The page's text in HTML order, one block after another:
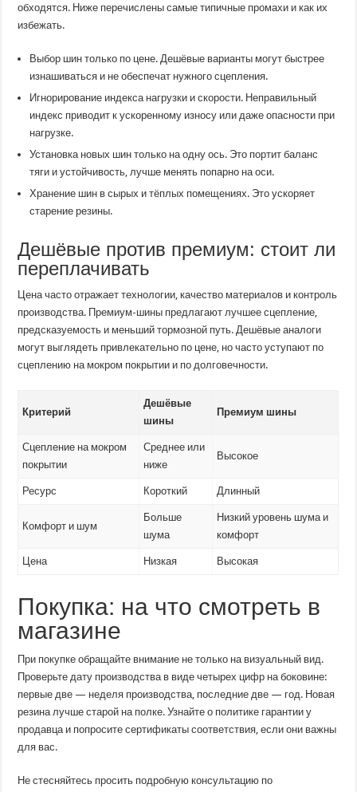
обходятся. Ниже перечислены самые типичные промахи и как их
избежать.
Выбор шин только по цене. Дешёвые варианты могут быстрее
изнашиваться и не обеспечат нужного сцепления.
Игнорирование индекса нагрузки и скорости. Неправильный
индекс приводит к ускоренному износу или даже опасности при
нагрузке.
Установка новых шин только на одну ось. Это портит баланс
тяги и устойчивость, лучше менять попарно на оси.
Хранение шин в сырых и тёплых помещениях. Это ускоряет
старение резины.
Дешёвые против премиум: стоит ли
переплачивать
Цена часто отражает технологии, качество материалов и контроль
производства. Премиум-шины предлагают лучшее сцепление,
предсказуемость и меньший тормозной путь. Дешёвые аналоги
могут выглядеть привлекательно по цене, но часто уступают по
сцеплению на мокром покрытии и по долговечности.
Критерий
Дешёвые
шины
Премиум шины
Сцепление на мокром
покрытии
Среднее или
ниже
Высокое
Ресурс Короткий Длинный
Комфорт и шум
Больше
шума
Низкий уровень шума и
комфорт
Цена Низкая Высокая
Покупка: на что смотреть в
магазине
При покупке обращайте внимание не только на визуальный вид.
Проверьте дату производства в виде четырех цифр на боковине:
первые две — неделя производства, последние две — год. Новая
резина лучше старой на полке. Узнайте о политике гарантии у
продавца и попросите сертификаты соответствия, если они важны
для вас.
Не стесняйтесь просить подробную консультацию по